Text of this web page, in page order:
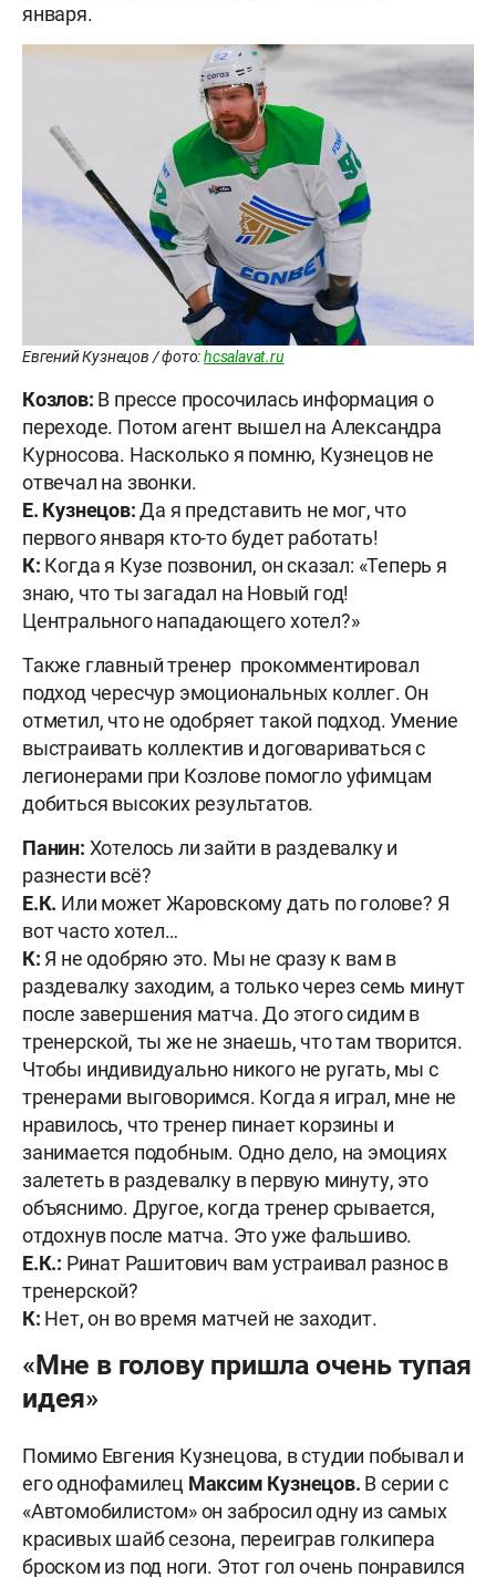
января.
Евгений Кузнецов / фото:hcsalavat.ru
Козлов: В прессе просочилась информация о
переходе. Потом агент вышел на Александра
Курносова. Насколько я помню, Кузнецов не
отвечал на звонки.
Е. Кузнецов:Да я представить не мог, что
первого января кто-то будет работать!
К: Когда я Кузе позвонил, он сказал: «Теперь я
знаю, что ты загадал на Новый год!
Центрального нападающего хотел?»
Также главный тренер прокомментировал
подход чересчур эмоциональных коллег. Он
отметил, что не одобряет такой подход. Умение
выстраивать коллектив и договариваться с
легионерами при Козлове помогло уфимцам
добиться высоких результатов.
Панин: Хотелось ли зайти в раздевалку и
разнести всё?
Е.К. Или может Жаровскому дать по голове? Я
вот часто хотел…
К: Я не одобряю это. Мы не сразу к вам в
раздевалку заходим, а только через семь минут
после завершения матча. До этого сидим в
тренерской, ты же не знаешь, что там творится.
Чтобы индивидуально никого не ругать, мы с
тренерами выговоримся. Когда я играл, мне не
нравилось, что тренер пинает корзины и
занимается подобным. Одно дело, на эмоциях
залететь в раздевалку в первую минуту, это
объяснимо. Другое, когда тренер срывается,
отдохнув после матча. Это уже фальшиво.
Е.К.: Ринат Рашитович вам устраивал разнос в
тренерской?
К: Нет, он во время матчей не заходит.
«Мне в голову пришла очень тупая
идея»
Помимо Евгения Кузнецова, в студии побывал и
его однофамилец Максим Кузнецов. В серии с
«Автомобилистом» он забросил одну из самых
красивых шайб сезона, переиграв голкипера
броском из под ноги. Этот гол очень понравился